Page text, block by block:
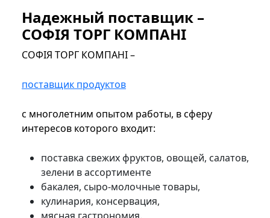
Надежный поставщик –
СОФІЯ ТОРГ КОМПАНІ
СОФІЯ ТОРГ КОМПАНІ –
поставщик продуктов
с многолетним опытом работы, в сферу
интересов которого входит:
поставка свежих фруктов, овощей, салатов,
зелени в ассортименте
бакалея, сыро-молочные товары,
кулинария, консервация,